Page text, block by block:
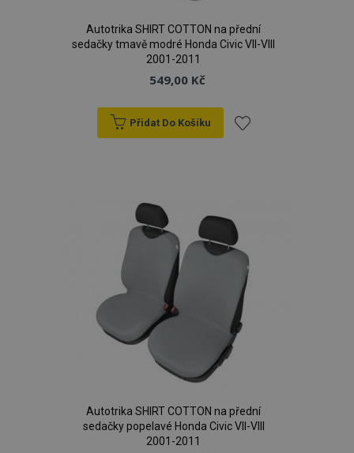
Autotrika SHIRT COTTON na přední
sedačky tmavě modré Honda Civic VII-VIII
2001-2011
549,00 Kč
Přidat Do Košíku
oblíbeným
Autotrika SHIRT COTTON na přední
sedačky popelavé Honda Civic VII-VIII
2001-2011